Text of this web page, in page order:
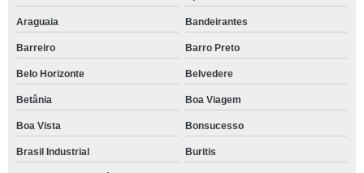
Araguaia Bandeirantes
Barreiro Barro Preto
Belo Horizonte Belvedere
Betânia Boa Viagem
Boa Vista Bonsucesso
Brasil Industrial Buritis